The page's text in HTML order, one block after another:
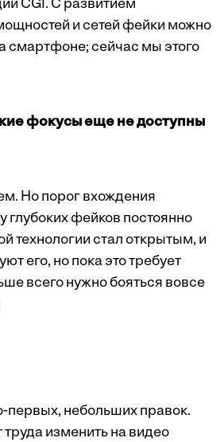
CGI. С развитием
и сетей фейки можно
смартфоне; сейчас мы этого
фокусы еще не доступны
Но порог вхождения
глубоких фейков постоянно
технологии стал открытым, и
его, но пока это требует
всего нужно бояться вовсе
первых, небольших правок.
труда изменить на видео